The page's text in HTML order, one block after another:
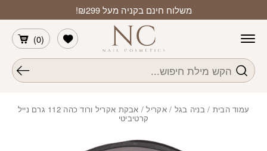
משלוח חינם בקניה מעל ₪299!
חיפוש
(
0
)
הרשימה שלי
עמוד הבית /בניה בגל / אקריל / אבקת אקריל ורוד כהה 112 גרם נייל
קרטיביטי